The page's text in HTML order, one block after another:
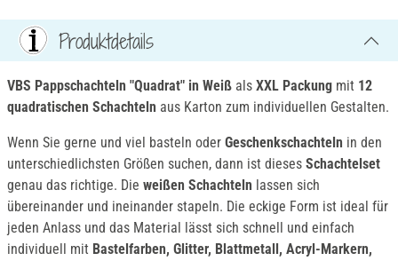
Produktdetails
VBS Pappschachteln "Quadrat" in Weiß als XXL Packung mit 12
quadratischen Schachteln aus Karton zum individuellen Gestalten.
Wenn Sie gerne und viel basteln oder Geschenkschachteln in den
unterschiedlichsten Größen suchen, dann ist dieses Schachtelset
genau das richtige. Die weißen Schachteln lassen sich
übereinander und ineinander stapeln. Die eckige Form ist ideal für
jeden Anlass und das Material lässt sich schnell und einfach
individuell mit Bastelfarben, Glitter, Blattmetall, Acryl-Markern,